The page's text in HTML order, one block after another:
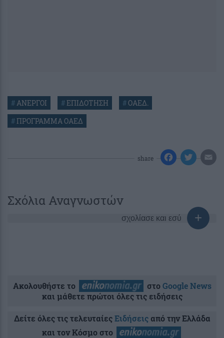
#ΑΝΕΡΓΟΙ #ΕΠΙΔΟΤΗΣΗ #ΟΑΕΔ.
#ΠΡΟΓΡΑΜΜΑ ΟΑΕΔ
share
Σχόλια Αναγνωστών
σχολίασε και εσύ
Ακολουθήστε το στοGoogle News
και μάθετε πρώτοι όλες τις ειδήσεις
Δείτε όλες τις τελευταίεςΕιδήσειςαπό την Ελλάδα
και τον Κόσμο στο